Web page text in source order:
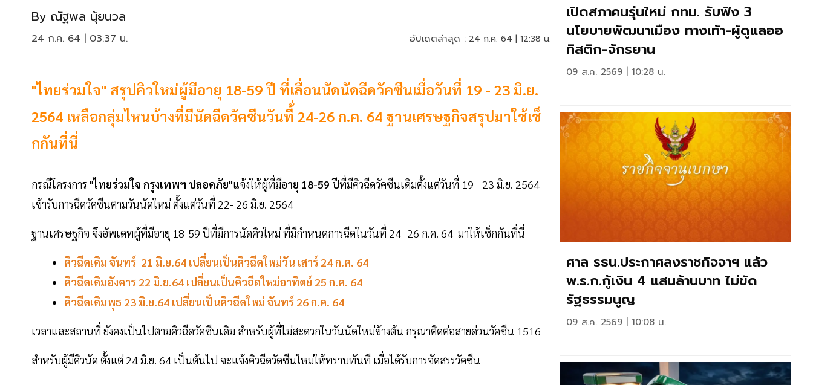
By ณัฐพล นุ้ยนวล
24 ก.ค. 64 | 03:37 น. อัปเดตล่าสุด : 24 ก.ค. 64 | 12:38 น.
"ไทยร่วมใจ" สรุปคิวใหม่ผู้มีอายุ 18-59 ปี ที่เลื่อนนัดนัดฉีดวัคซีนเมื่อวันที่ 19 - 23 มิ.ย.
2564 เหลือกลุ่มไหนบ้างที่มีนัดฉีดวัคซีนวันที้่ 24-26 ก.ค. 64 ฐานเศรษฐกิจสรุปมาใช้เช็
กกันที่นี่
กรณีโครงการ "ไทยร่วมใจ กรุงเทพฯ ปลอดภัย"แจ้งให้ผู้ที่มีอายุ 18-59 ปีที่มีคิวฉีดวัคซีนเดิมตั้งแต่วันที่ 19 - 23 มิ.ย. 2564
เข้ารับการฉีดวัคซีนตามวันนัดใหม่ ตั้งแต่วันที่ 22- 26 มิ.ย. 2564
ฐานเศรษฐกิจ จึงอัพเดทผู้ที่มีอายุ 18-59 ปีที่มีการนัดคิวใหม่ ที่มีกำหนดการฉีดในวันที่ 24- 26 ก.ค. 64 มาให้เช็กกันที่นี่
คิวฉีดเดิม จันทร์ 21 มิ.ย.64 เปลี่ยนเป็นคิวฉีดใหม่วัน เสาร์ 24 ก.ค. 64
คิวฉีดเดิมอังคาร 22 มิ.ย.64 เปลี่ยนเป็นคิวฉีดใหม่อาทิตย์ 25 ก.ค. 64
คิวฉีดเดิมพุธ 23 มิ.ย.64 เปลี่ยนเป็นคิวฉีดใหม่ จันทร์ 26 ก.ค. 64
เวลาและสถานที่ ยังคงเป็นไปตามคิวฉีดวัคซีนเดิม สำหรับผู้ที่ไม่สะดวกในวันนัดใหม่ข้างต้น กรุณาติดต่อสายด่วนวัคซีน 1516
สำหรับผู้มีคิวนัด ตั้งแต่ 24 มิ.ย. 64 เป็นต้นไป จะแจ้งคิวฉีดวัดซีนใหม่ให้ทราบทันที เมื่อได้รับการจัดสรรวัคซีน
เปิดสภาคนรุ่นใหม่ กทม. รับฟัง 3
นโยบายพัฒนาเมือง ทางเท้า-ผู้ดูแลออ
ทิสติก-จักรยาน
09 ส.ค. 2569 | 10:28 น.
ศาล รธน.ประกาศลงราชกิจจาฯ แล้ว
พ.ร.ก.กู้เงิน 4 แสนล้านบาท ไม่ขัด
รัฐธรรมนูญ
09 ส.ค. 2569 | 10:08 น.